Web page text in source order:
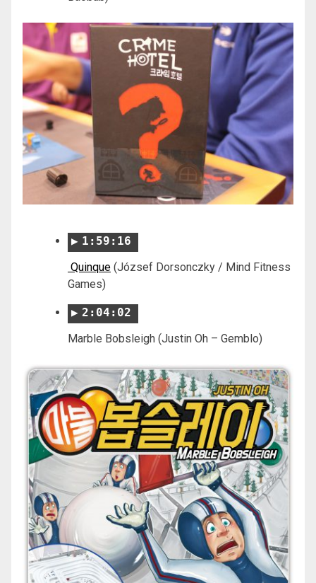
1:59:16
Quinque (József Dorsonczky / Mind Fitness
Games)
2:04:02
Marble Bobsleigh (Justin Oh – Gemblo)